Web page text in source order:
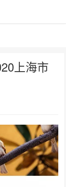
上海市